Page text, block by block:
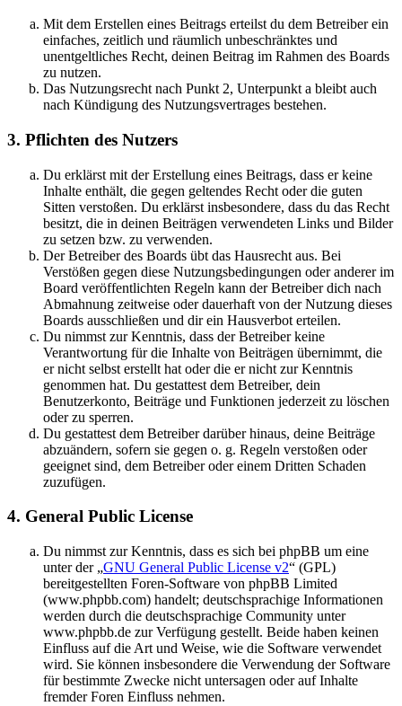
Mit dem Erstellen eines Beitrags erteilst du dem Betreiber ein
einfaches, zeitlich und räumlich unbeschränktes und
unentgeltliches Recht, deinen Beitrag im Rahmen des Boards
zu nutzen.
Das Nutzungsrecht nach Punkt 2, Unterpunkt a bleibt auch
nach Kündigung des Nutzungsvertrages bestehen.
3. Pflichten des Nutzers
Du erklärst mit der Erstellung eines Beitrags, dass er keine
Inhalte enthält, die gegen geltendes Recht oder die guten
Sitten verstoßen. Du erklärst insbesondere, dass du das Recht
besitzt, die in deinen Beiträgen verwendeten Links und Bilder
zu setzen bzw. zu verwenden.
Der Betreiber des Boards übt das Hausrecht aus. Bei
Verstößen gegen diese Nutzungsbedingungen oder anderer im
Board veröffentlichten Regeln kann der Betreiber dich nach
Abmahnung zeitweise oder dauerhaft von der Nutzung dieses
Boards ausschließen und dir ein Hausverbot erteilen.
Du nimmst zur Kenntnis, dass der Betreiber keine
Verantwortung für die Inhalte von Beiträgen übernimmt, die
er nicht selbst erstellt hat oder die er nicht zur Kenntnis
genommen hat. Du gestattest dem Betreiber, dein
Benutzerkonto, Beiträge und Funktionen jederzeit zu löschen
oder zu sperren.
Du gestattest dem Betreiber darüber hinaus, deine Beiträge
abzuändern, sofern sie gegen o. g. Regeln verstoßen oder
geeignet sind, dem Betreiber oder einem Dritten Schaden
zuzufügen.
4. General Public License
Du nimmst zur Kenntnis, dass es sich bei phpBB um eine
unter der „GNU General Public License v2“ (GPL)
bereitgestellten Foren-Software von phpBB Limited
(www.phpbb.com) handelt; deutschsprachige Informationen
werden durch die deutschsprachige Community unter
www.phpbb.de zur Verfügung gestellt. Beide haben keinen
Einfluss auf die Art und Weise, wie die Software verwendet
wird. Sie können insbesondere die Verwendung der Software
für bestimmte Zwecke nicht untersagen oder auf Inhalte
fremder Foren Einfluss nehmen.